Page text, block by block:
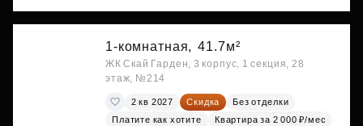
1-комнатная, 41.7м²
ЖК Скай Гарден, 3 корпус, 1 секция, 28
этаж, №214
2 кв 2027 Скидка
Без отделки
Платите как хотите
Квартира за 2 000 ₽/мес